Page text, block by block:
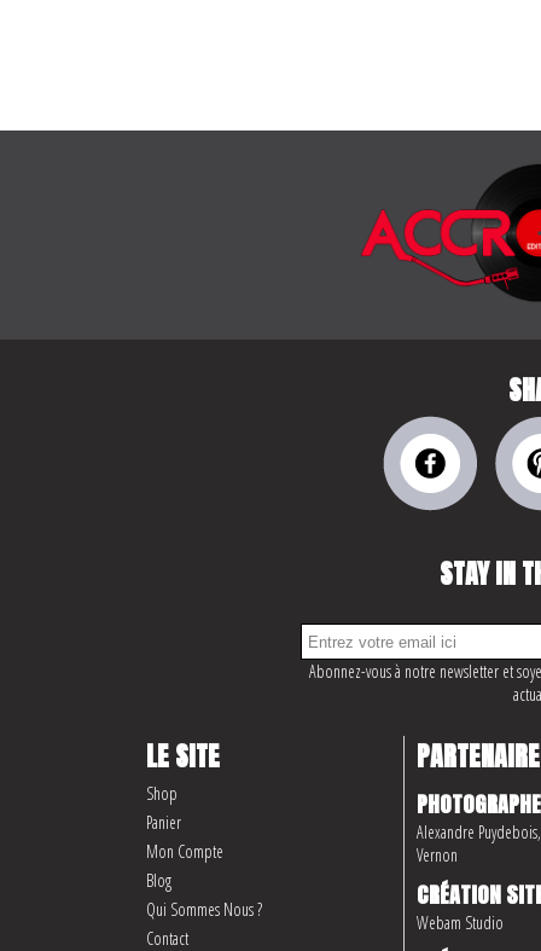
STAY IN
Abonnez-vous à notre newsletter et
LE SITE
Shop
Panier
Mon Compte
Blog
Qui Sommes Nous ?
Contact
PHOTOGRAPHE
Alexandre
Vernon
CRÉATION
Webam Studio